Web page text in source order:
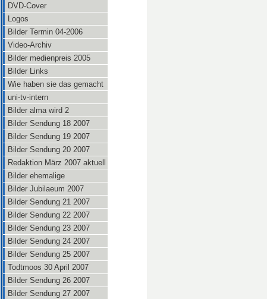
DVD-Cover
Logos
Bilder Termin 04-2006
Video-Archiv
Bilder medienpreis 2005
Bilder Links
Wie haben sie das gemacht
uni-tv-intern
Bilder alma wird 2
Bilder Sendung 18 2007
Bilder Sendung 19 2007
Bilder Sendung 20 2007
Redaktion März 2007 aktuell
Bilder ehemalige
Bilder Jubilaeum 2007
Bilder Sendung 21 2007
Bilder Sendung 22 2007
Bilder Sendung 23 2007
Bilder Sendung 24 2007
Bilder Sendung 25 2007
Todtmoos 30 April 2007
Bilder Sendung 26 2007
Bilder Sendung 27 2007